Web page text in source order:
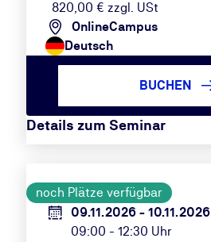
820,00 € zzgl. USt
OnlineCampus
Deutsch
Details zum Seminar
BUCHEN
noch Plätze verfügbar
09.11.2026 - 10.11.2026
09:00 - 12:30 Uhr